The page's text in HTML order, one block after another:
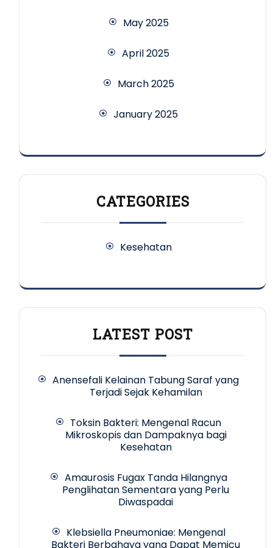
May 2025
April 2025
March 2025
January 2025
CATEGORIES
Kesehatan
LATEST POST
Anensefali Kelainan Tabung Saraf yang
Terjadi Sejak Kehamilan
Toksin Bakteri: Mengenal Racun
Mikroskopis dan Dampaknya bagi
Kesehatan
Amaurosis Fugax Tanda Hilangnya
Penglihatan Sementara yang Perlu
Diwaspadai
Klebsiella Pneumoniae: Mengenal
Bakteri Berbahaya yang Dapat Memicu